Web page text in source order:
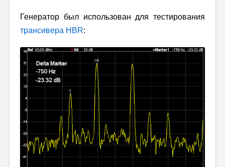
Генератор был использован для тестирования
трансивера HBR: